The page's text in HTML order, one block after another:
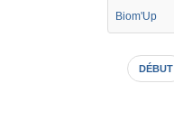
Biom'Up
DÉBUT